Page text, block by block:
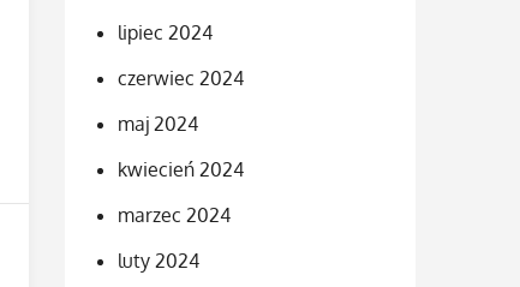
lipiec 2024
czerwiec 2024
maj 2024
kwiecień 2024
marzec 2024
luty 2024